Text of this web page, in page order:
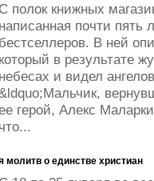
С полок книжных
написанная почти пять
бестселлеров. В ней
который в результате
небесах и видел
герой, Алекс
что...
о единстве христиан